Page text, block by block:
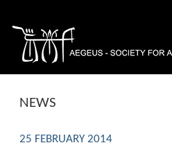
NEWS
25 FEBRUARY 2014